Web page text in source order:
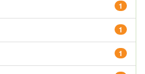
1
1
1